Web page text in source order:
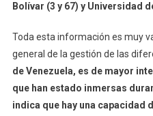
Bolívar (3 y 67) y Universidad
Toda esta información es muy
general de la gestión de las
de Venezuela, es de mayor
que han estado inmersas
indica que hay una capacidad